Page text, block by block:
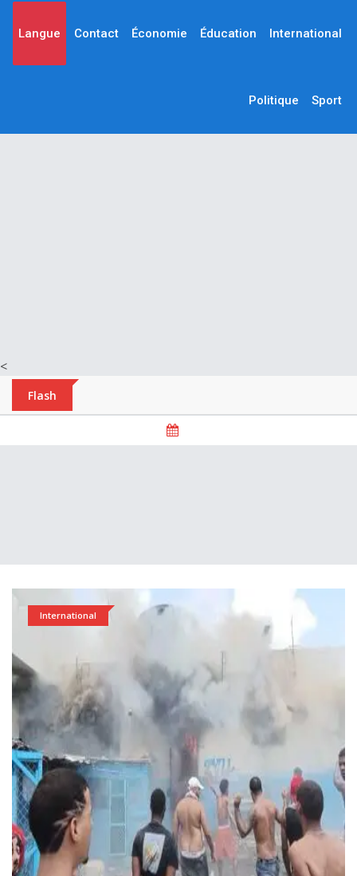
<
Langue Contact Économie Éducation International
Politique Sport
Flash
International